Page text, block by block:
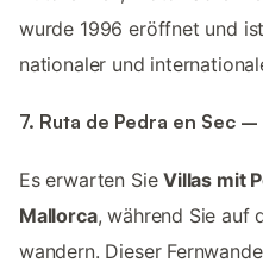
wurde 1996 eröffnet und
nationaler und
7. Ruta de Pedra en Sec –
Es erwarten SieVillas mit
Mallorca, während Sie auf
wandern. Dieser